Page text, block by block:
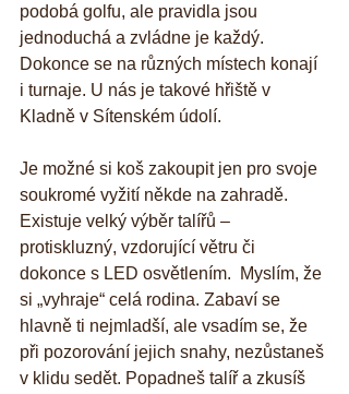
podobá golfu, ale pravidla jsou
jednoduchá a zvládne je každý.
Dokonce se na různých místech konají
i turnaje. U nás je takové hřiště v
Kladně v Sítenském údolí.
Je možné si koš zakoupit jen pro svoje
soukromé vyžití někde na zahradě.
Existuje velký výběr talířů –
protiskluzný, vzdorující větru či
dokonce s LED osvětlením.  Myslím, že
si „vyhraje“ celá rodina. Zabaví se
hlavně ti nejmladší, ale vsadím se, že
při pozorování jejich snahy, nezůstaneš
v klidu sedět. Popadneš talíř a zkusíš